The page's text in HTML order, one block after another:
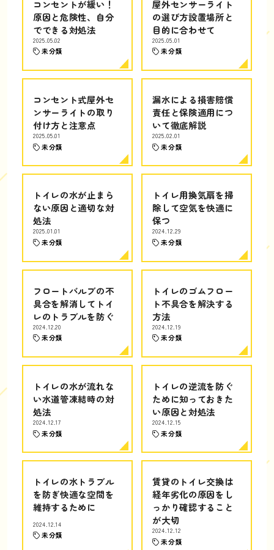
コンセントが緩い！
原因と危険性、自分
でできる対処法
2025.05.02
未分類
屋外センサーライト
の選び方設置場所と
目的に合わせて
2025.05.01
未分類
コンセント式屋外セ
ンサーライトの取り
付け方と注意点
2025.05.01
未分類
漏水による損害賠償
責任と保険適用につ
いて徹底解説
2025.02.01
未分類
トイレの水が止まら
ない原因と適切な対
処法
2025.01.01
未分類
トイレ用換気扇を掃
除して空気を快適に
保つ
2024.12.29
未分類
フロートバルブの不
具合を解消してトイ
レのトラブルを防ぐ
2024.12.20
未分類
トイレのゴムフロー
ト不具合を解決する
方法
2024.12.19
未分類
トイレの水が流れな
い水道管凍結時の対
処法
2024.12.17
未分類
トイレの逆流を防ぐ
ために知っておきた
い原因と対処法
2024.12.15
未分類
トイレの水トラブル
を防ぎ快適な空間を
維持するために
2024.12.14
未分類
賃貸のトイレ交換は
経年劣化の原因をし
っかり確認すること
が大切
2024.12.12
未分類